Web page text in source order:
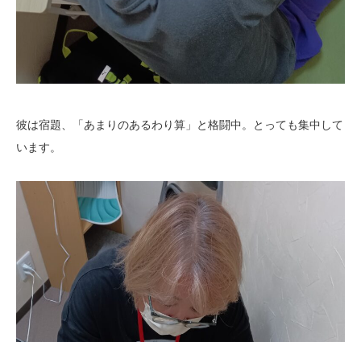
彼は宿題、「あまりのあるわり算」と格闘中。とっても集中して
います。